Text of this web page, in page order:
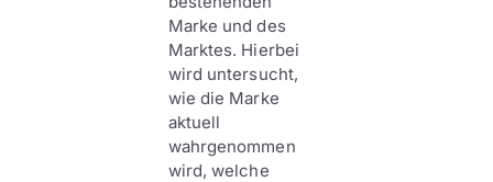
Marke und des
Marktes. Hierbei
wird untersucht,
wie die Marke
aktuell
wahrgenommen
wird, welche